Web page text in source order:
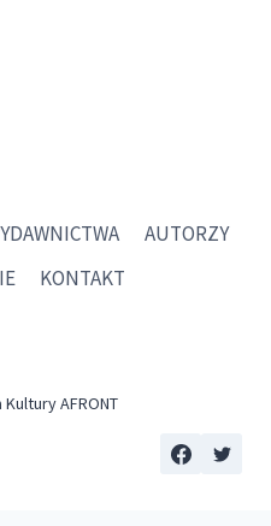
AUTORZY
KONTAKT
AFRONT